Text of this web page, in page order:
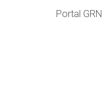
Portal